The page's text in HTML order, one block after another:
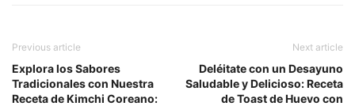
Previous article
Explora los Sabores
Tradicionales con Nuestra
Receta de Kimchi Coreano:
Next article
Deléitate con un Desayuno
Saludable y Delicioso: Receta
de Toast de Huevo con